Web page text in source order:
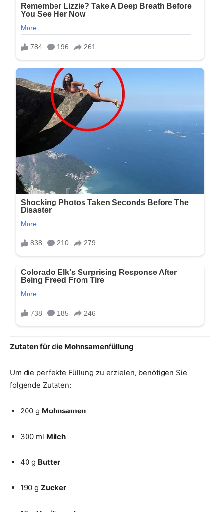
Zutaten für die Mohnsamenfüllung
Um die perfekte Füllung zu erzielen, benötigen Sie
folgende Zutaten:
200 g Mohnsamen
300 ml Milch
40 g Butter
190 g Zucker